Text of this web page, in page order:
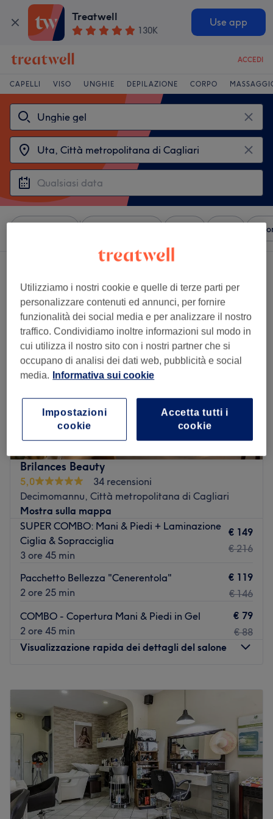
Treatwell
130K
Use app
ACCEDI
CAPELLI VISO UNGHIE DEPILAZIONE CORPO
Brilances Beauty
5,0
34 recensioni
Decimomannu, Città metropolitana di Cagliari
Mostra sulla mappa
SUPER COMBO: Mani & Piedi + Laminazione
Ciglia & Sopracciglia
3 ore 45 min
€ 149
€ 216
Pacchetto Bellezza "Cenerentola"
2 ore 25 min
€ 119
€ 146
COMBO - Copertura Mani & Piedi in Gel
2 ore 45 min
€ 79
€ 88
Visualizzazione rapida dei dettagli del salone
Martedì
Mercoledì
09:00
Giovedì
09:00–
Venerdì
09:00 – 20:00
Sabato
09:00 –20:00
Domenica
09:00–20:00
Brilances Beauty è la boutique di bellezza dove tu sei al
centro della nostra completa attenzione. Il salone è
Utilizziamo i nostri cookie e quelle di terze parti per
personalizzare contenuti ed annunci, per fornire
funzionalità dei social media e per analizzare il nostro
traffico. Condividiamo inoltre informazioni sul modo in
cui utilizza il nostro sito con i nostri partner che si
occupano di analisi dei dati web, pubblicità e social
media. Informativa sui cookie
Accetta tutti i
cookie
Impostazioni
cookie